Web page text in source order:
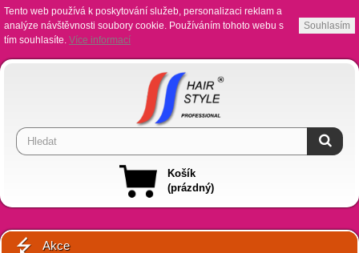
Tento web používá k poskytování služeb, personalizaci reklam a
analýze návštěvnosti soubory cookie. Používáním tohoto webu s
tím souhlasíte. Více informací
Souhlasím
Košík
(prázdný)
Akce